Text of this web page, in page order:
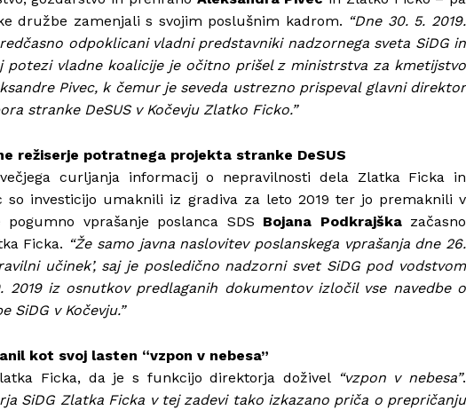
družbe zamenjali s svojim poslušnim kadrom. “Dne 30. 5. 2019.
odpoklicani vladni predstavniki nadzornega sveta SiDG in
potezi vladne koalicije je očitno prišel z ministrstva za kmetijstvo
Pivec, k čemur je seveda ustrezno prispeval glavni direktor
stranke DeSUS v Kočevju Zlatko Ficko.”
režiserje potratnega projekta stranke DeSUS
curljanja informacij o nepravilnosti dela Zlatka Ficka in
so investicijo umaknili iz gradiva za leto 2019 ter jo premaknili v
vprašanje poslanca SDS Bojana Podkrajškazačasno
Ficka. “Že samo javna naslovitev poslanskega vprašanja dne 26.
učinek’, saj je posledično nadzorni svet SiDG pod vodstvom
2019 iz osnutkov predlaganih dokumentov izločil vse navedbe o
SiDG v Kočevju.”
kot svoj lasten “vzpon v nebesa”
Ficka, da je s funkcijo direktorja doživel “vzpon v nebesa”.
SiDG Zlatka Ficka v tej zadevi tako izkazano priča o prepričanju